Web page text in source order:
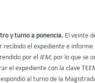
y turno a ponencia. El veinte
recibido el expediente e informe
por el IEM, por lo que se
el expediente con la clave
al turno de la